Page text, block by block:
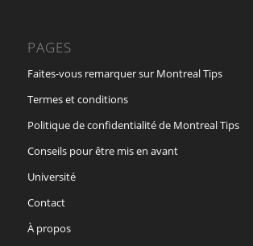
PAGES
Faites-vous remarquer sur Montreal Tips
Termes et conditions
Politique de confidentialité de Montreal Tips
Conseils pour être mis en avant
Université
Contact
À propos